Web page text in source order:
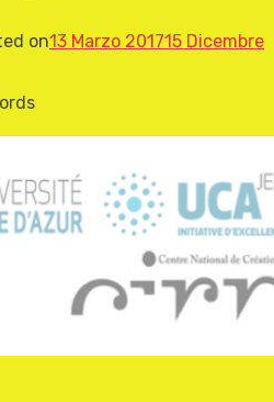
on13 Marzo 201715 Dicembre